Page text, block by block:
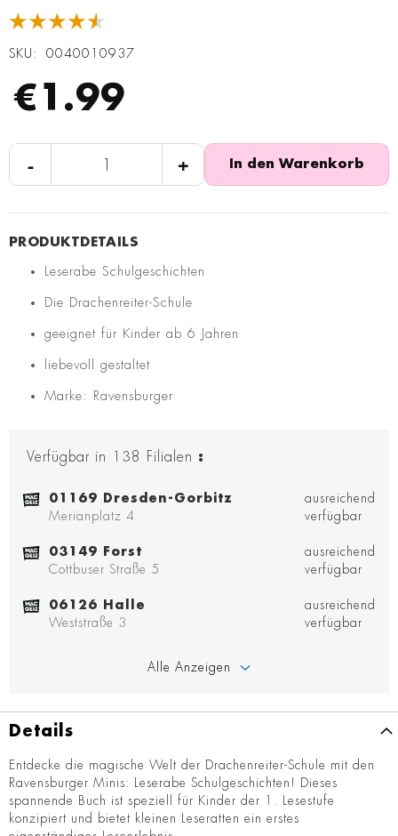
★★★★★
SKU 0040010937
€1.99
- + In den Warenkorb
Leserabe Schulgeschichten
Die Drachenreiter-Schule
geeignet für Kinder ab 6 Jahren
liebevoll gestaltet
Marke: Ravensburger
Verfügbar in 138 Filialen :
01169 Dresden-Gorbitz
Merianplatz 4
ausreichend
verfügbar
03149 Forst
Cottbuser Straße 5
ausreichend
verfügbar
06126 Halle
Weststraße 3
ausreichend
verfügbar
Alle Anzeigen
Details
Entdecke die magische Welt der Drachenreiter-Schule mit den
Ravensburger Minis: Leserabe Schulgeschichten! Dieses
spannende Buch ist speziell für Kinder der 1. Lesestufe
konzipiert und bietet kleinen Leseratten ein erstes